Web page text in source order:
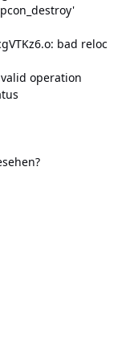
bad reloc
operation